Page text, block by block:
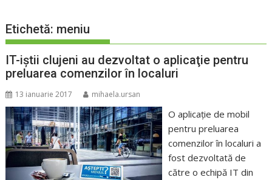
Etichetă: meniu
IT-iştii clujeni au dezvoltat o aplicaţie pentru
preluarea comenzilor în localuri
13 ianuarie 2017 mihaela.ursan
O aplicaţie de mobil
pentru preluarea
comenzilor în localuri a
fost dezvoltată de
către o echipă IT din